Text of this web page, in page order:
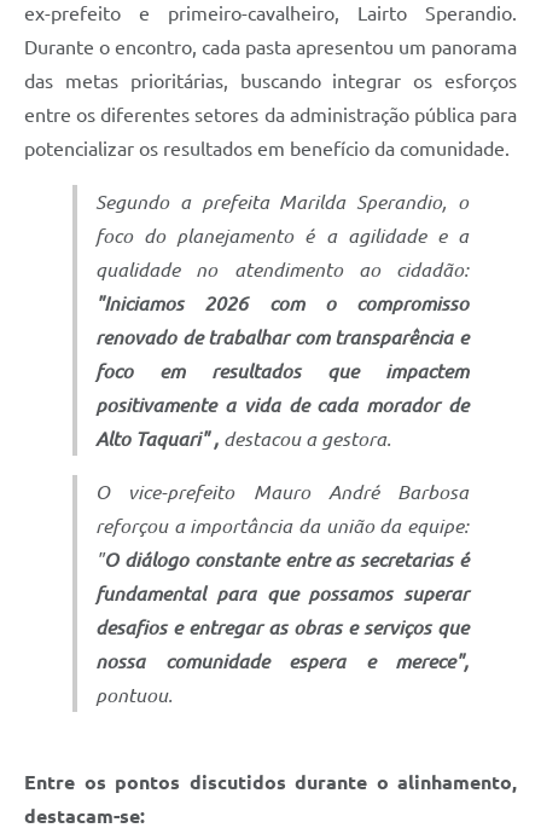
ex-prefeito e primeiro-cavalheiro, Lairto Sperandio.
Durante o encontro, cada pasta apresentou um panorama
das metas prioritárias, buscando integrar os esforços
entre os diferentes setores da administração pública para
potencializar os resultados em benefício da comunidade.
Segundo a prefeita Marilda Sperandio, o
foco do planejamento é a agilidade e a
qualidade no atendimento ao cidadão:
"Iniciamos 2026 com o compromisso
renovado de trabalhar com transparência e
foco em resultados que impactem
positivamente a vida de cada morador de
Alto Taquari" , destacou a gestora.
O vice-prefeito Mauro André Barbosa
reforçou a importância da união da equipe:
"O diálogo constante entre as secretarias é
fundamental para que possamos superar
desafios e entregar as obras e serviços que
nossa comunidade espera e merece",
pontuou.
Entre os pontos discutidos durante o alinhamento,
destacam-se: